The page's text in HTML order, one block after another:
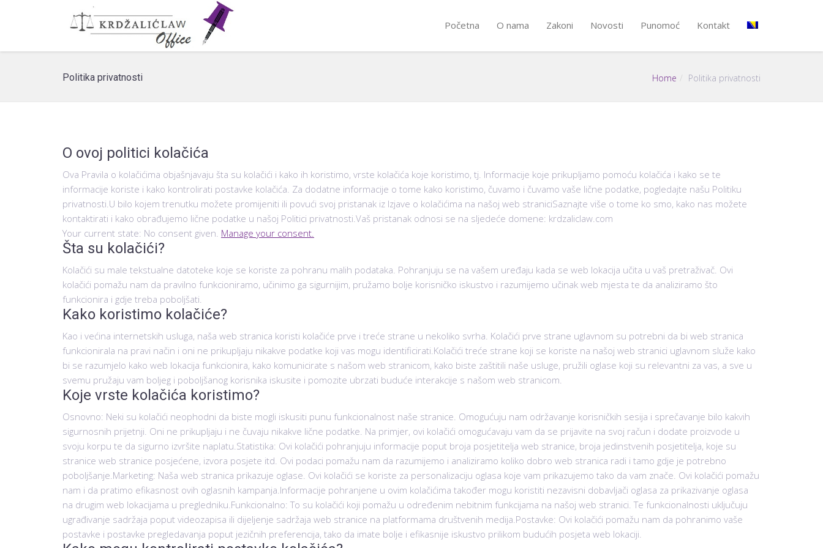
Početna O nama Zakoni Novosti Punomoć Kontakt
Politika privatnosti Home Politika privatnosti
O ovoj politici kolačića
Ova Pravila o kolačićima objašnjavaju šta su kolačići i kako ih koristimo, vrste kolačića koje koristimo, tj. Informacije koje prikupljamo pomoću kolačića i kako se te
informacije koriste i kako kontrolirati postavke kolačića. Za dodatne informacije o tome kako koristimo, čuvamo i čuvamo vaše lične podatke, pogledajte našu Politiku
privatnosti.U bilo kojem trenutku možete promijeniti ili povući svoj pristanak iz Izjave o kolačićima na našoj web straniciSaznajte više o tome ko smo, kako nas možete
kontaktirati i kako obrađujemo lične podatke u našoj Politici privatnosti.Vaš pristanak odnosi se na sljedeće domene: krdzaliclaw.com
Your current state: No consent given. Manage your consent.
Šta su kolačići?
Kolačići su male tekstualne datoteke koje se koriste za pohranu malih podataka. Pohranjuju se na vašem uređaju kada se web lokacija učita u vaš pretraživač. Ovi
kolačići pomažu nam da pravilno funkcioniramo, učinimo ga sigurnijim, pružamo bolje korisničko iskustvo i razumijemo učinak web mjesta te da analiziramo što
funkcionira i gdje treba poboljšati.
Kako koristimo kolačiće?
Kao i većina internetskih usluga, naša web stranica koristi kolačiće prve i treće strane u nekoliko svrha. Kolačići prve strane uglavnom su potrebni da bi web stranica
funkcionirala na pravi način i oni ne prikupljaju nikakve podatke koji vas mogu identificirati.Kolačići treće strane koji se koriste na našoj web stranici uglavnom služe kako
bi se razumjelo kako web lokacija funkcionira, kako komunicirate s našom web stranicom, kako biste zaštitili naše usluge, pružili oglase koji su relevantni za vas, a sve u
svemu pružaju vam boljeg i poboljšanog korisnika iskusite i pomozite ubrzati buduće interakcije s našom web stranicom.
Koje vrste kolačića koristimo?
Osnovno: Neki su kolačići neophodni da biste mogli iskusiti punu funkcionalnost naše stranice. Omogućuju nam održavanje korisničkih sesija i sprečavanje bilo kakvih
sigurnosnih prijetnji. Oni ne prikupljaju i ne čuvaju nikakve lične podatke. Na primjer, ovi kolačići omogućavaju vam da se prijavite na svoj račun i dodate proizvode u
svoju korpu te da sigurno izvršite naplatu.Statistika: Ovi kolačići pohranjuju informacije poput broja posjetitelja web stranice, broja jedinstvenih posjetitelja, koje su
stranice web stranice posjećene, izvora posjete itd. Ovi podaci pomažu nam da razumijemo i analiziramo koliko dobro web stranica radi i tamo gdje je potrebno
poboljšanje.Marketing: Naša web stranica prikazuje oglase. Ovi kolačići se koriste za personalizaciju oglasa koje vam prikazujemo tako da vam znače. Ovi kolačići pomažu
nam i da pratimo efikasnost ovih oglasnih kampanja.Informacije pohranjene u ovim kolačićima također mogu koristiti nezavisni dobavljači oglasa za prikazivanje oglasa
na drugim web lokacijama u pregledniku.Funkcionalno: To su kolačići koji pomažu u određenim nebitnim funkcijama na našoj web stranici. Te funkcionalnosti uključuju
ugrađivanje sadržaja poput videozapisa ili dijeljenje sadržaja web stranice na platformama društvenih medija.Postavke: Ovi kolačići pomažu nam da pohranimo vaše
postavke i postavke pregledavanja poput jezičnih preferencija, tako da imate bolje i efikasnije iskustvo prilikom budućih posjeta web lokaciji.